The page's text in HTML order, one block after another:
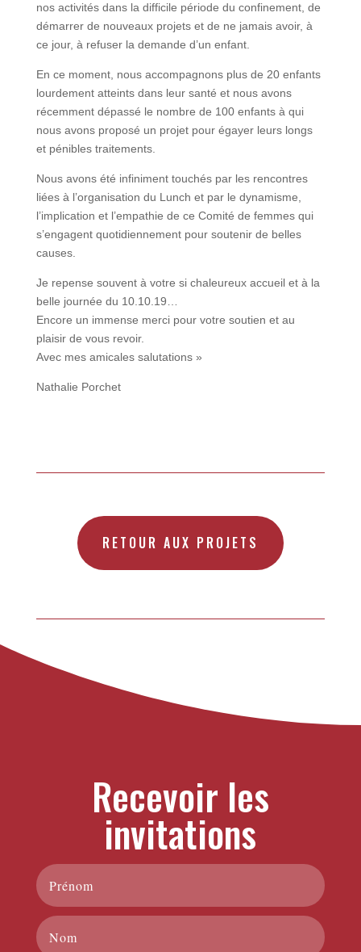
nos activités dans la difficile période du confinement, de
démarrer de nouveaux projets et de ne jamais avoir, à
ce jour, à refuser la demande d’un enfant.
En ce moment, nous accompagnons plus de 20 enfants
lourdement atteints dans leur santé et nous avons
récemment dépassé le nombre de 100 enfants à qui
nous avons proposé un projet pour égayer leurs longs
et pénibles traitements.
Nous avons été infiniment touchés par les rencontres
liées à l’organisation du Lunch et par le dynamisme,
l’implication et l’empathie de ce Comité de femmes qui
s’engagent quotidiennement pour soutenir de belles
causes.
Je repense souvent à votre si chaleureux accueil et à la
belle journée du 10.10.19…
Encore un immense merci pour votre soutien et au
plaisir de vous revoir.
Avec mes amicales salutations »
Nathalie Porchet
RETOUR AUX PROJETS
Recevoir les
invitations